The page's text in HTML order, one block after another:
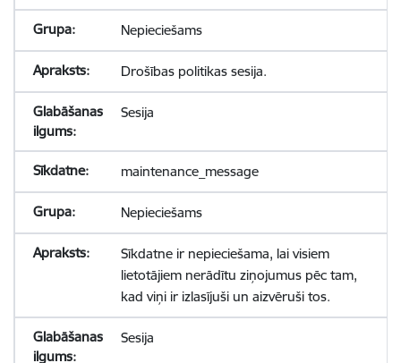
Nepieciešams
Drošības politikas sesija.
Sesija
maintenance_message
Nepieciešams
Sīkdatne ir nepieciešama, lai visiem
lietotājiem nerādītu ziņojumus pēc tam,
kad viņi ir izlasījuši un aizvēruši tos.
Sesija